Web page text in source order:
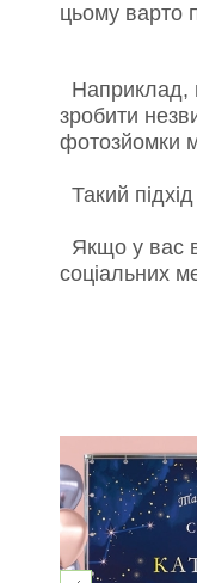
цьому варто
Наприклад,
зробити
фотозйомки
Такий
Якщо у вас
соціальних